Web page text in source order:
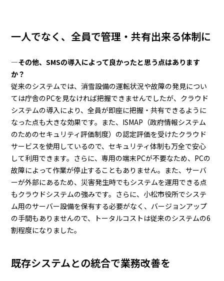
一人でなく、全員で管理・共有出来る体制に
―その他、SMSの導入によって良かったと思う点はあります
か？
従来のシステムでは、消雪設備の運転状況や故障の発見につい
ては庁舎のPCを見なければ把握できませんでしたが、クラウド
システムの導入により、全員が即座に把握・共有できるように
なった点も大きな効果です。また、ISMAP（政府情報システム
のためのセキュリティ評価制度）の認定評価を受けたクラウド
サービスを使用しているので、セキュリティ体制も万全で安心
して利用できます。さらに、専用の端末PCが不要なため、PCの
故障によって作業が停止することもありません。また、サーバ
ーが外部にあるため、災害発生時でもシステムを運用できる点
もクラウドシステムの強みです。さらに、小松市役所でシステ
ム用のサーバー設備を保有する必要がなく、バージョンアップ
の手間もありませんので、トータルコストは従来のシステムの6
割程度になりました。
既存システムとの統合で業務改善を